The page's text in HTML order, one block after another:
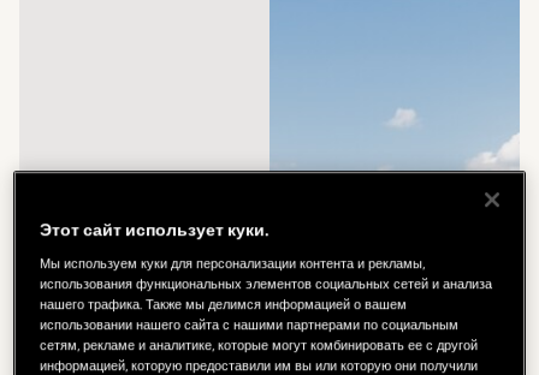
Этот сайт использует куки.
Мы используем куки для персонализации контента и рекламы,
использования функциональных элементов социальных сетей и анализа
нашего трафика. Также мы делимся информацией о вашем
использовании нашего сайта с нашими партнерами по социальным
сетям, рекламе и аналитике, которые могут комбинировать ее с другой
информацией, которую предоставили им вы или которую они получили